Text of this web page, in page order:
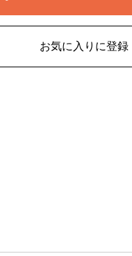
お気に入りに登録